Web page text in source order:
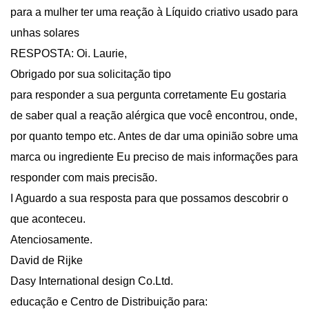
para a mulher ter uma reação à Líquido criativo usado para
unhas solares
RESPOSTA: Oi. Laurie,
Obrigado por sua solicitação tipo
para responder a sua pergunta corretamente Eu gostaria
de saber qual a reação alérgica que você encontrou, onde,
por quanto tempo etc. Antes de dar uma opinião sobre uma
marca ou ingrediente Eu preciso de mais informações para
responder com mais precisão.
I Aguardo a sua resposta para que possamos descobrir o
que aconteceu.
Atenciosamente.
David de Rijke
Dasy International design Co.Ltd.
educação e Centro de Distribuição para: